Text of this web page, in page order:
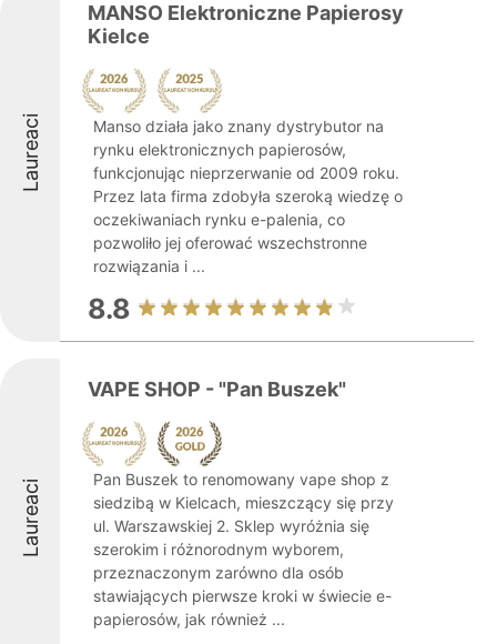
Laureaci
MANSO Elektroniczne Papierosy
Kielce
Manso działa jako znany dystrybutor na
rynku elektronicznych papierosów,
funkcjonując nieprzerwanie od 2009 roku.
Przez lata firma zdobyła szeroką wiedzę o
oczekiwaniach rynku e-palenia, co
pozwoliło jej oferować wszechstronne
rozwiązania i ...
8.8
Laureaci
VAPE SHOP - "Pan Buszek"
Pan Buszek to renomowany vape shop z
siedzibą w Kielcach, mieszczący się przy
ul. Warszawskiej 2. Sklep wyróżnia się
szerokim i różnorodnym wyborem,
przeznaczonym zarówno dla osób
stawiających pierwsze kroki w świecie e-
papierosów, jak również ...